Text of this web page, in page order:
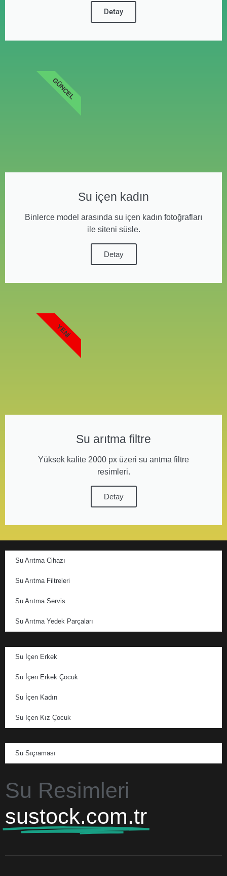
Detay
Su içen kadın
Binlerce model arasında su içen kadın fotoğrafları
ile siteni süsle.
Detay
GÜNCEL
Su arıtma filtre
Yüksek kalite 2000 px üzeri su arıtma filtre
resimleri.
Detay
YENI
Su Arıtma Cihazı
Su Arıtma Filtreleri
Su Arıtma Servis
Su Arıtma Yedek Parçaları
Su İçen Erkek
Su İçen Erkek Çocuk
Su İçen Kadın
Su İçen Kız Çocuk
Su Sıçraması
Su Resimleri
sustock.com.tr